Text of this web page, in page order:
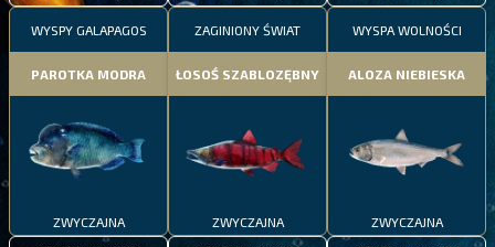
WYSPY GALAPAGOS
PAROTKA MODRA
ZWYCZAJNA
ZAGINIONY ŚWIAT
ŁOSOŚ SZABLOZĘBNY
ZWYCZAJNA
WYSPA WOLNOŚCI
ALOZA NIEBIESKA
ZWYCZAJNA